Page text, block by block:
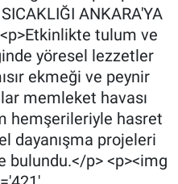
ANKARA'YA
tulum ve
yöresel lezzetler
ekmeği ve peynir
memleket havası
hemşerileriyle hasret
dayanışma projeleri
bulundu.</p> <p><img